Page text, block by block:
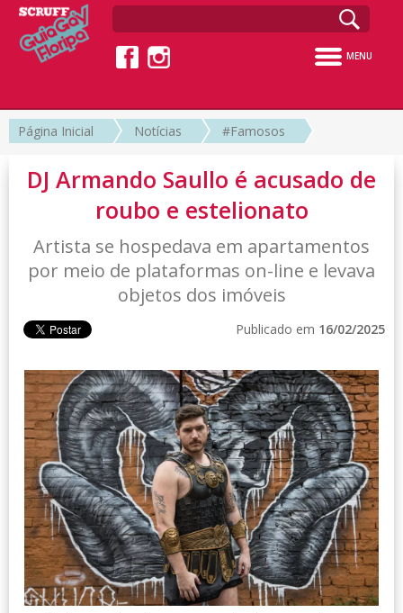
MENU
Página Inicial Notícias #Famosos
DJ Armando Saullo é acusado de
roubo e estelionato
Artista se hospedava em apartamentos
por meio de plataformas on-line e levava
objetos dos imóveis
Publicado em 16/02/2025